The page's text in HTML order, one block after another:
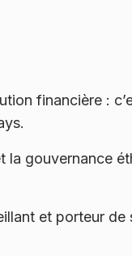
financière :
la gouvernance
et porteur de